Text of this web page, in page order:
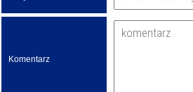
Komentarz